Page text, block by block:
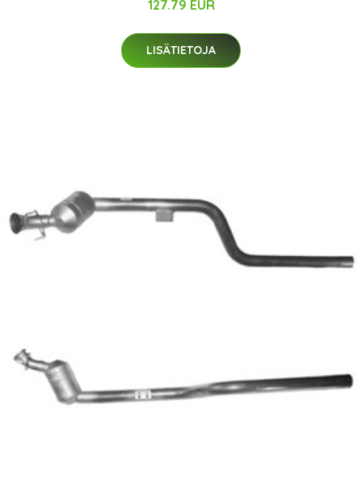
127.79 EUR
LISÄTIETOJA